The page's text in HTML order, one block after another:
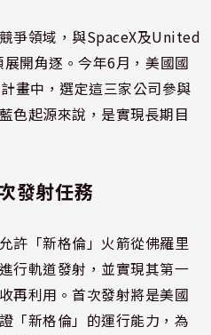
爭領域，與SpaceX及United
開角逐。今年6月，美國國
畫中，選定這三家公司參與
色起源來說，是實現長期目
發射任務
許「新格倫」火箭從佛羅里
行軌道發射，並實現其第一
再利用。首次發射將是美國
「新格倫」的運行能力，為